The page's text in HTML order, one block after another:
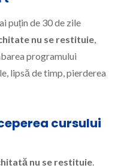
puțin de 30 de zile
nu se restituie,
programului
lipsă de timp, pierderea
cursului
nu se restituie.